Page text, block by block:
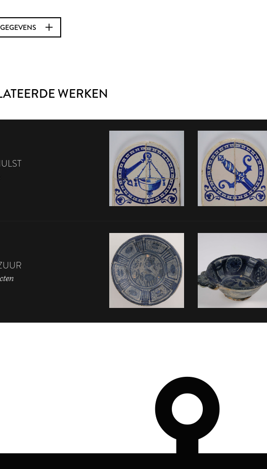
WERKEN